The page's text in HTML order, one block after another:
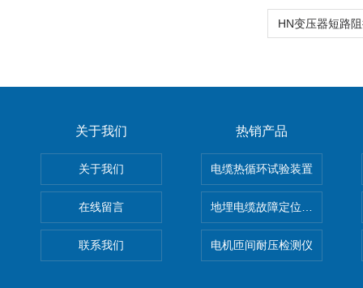
关于我们
关于我们
在线留言
联系我们
热销产品
电缆热循环试验装置
地埋电缆故障定位仪 地下电
电机匝间耐压检测仪